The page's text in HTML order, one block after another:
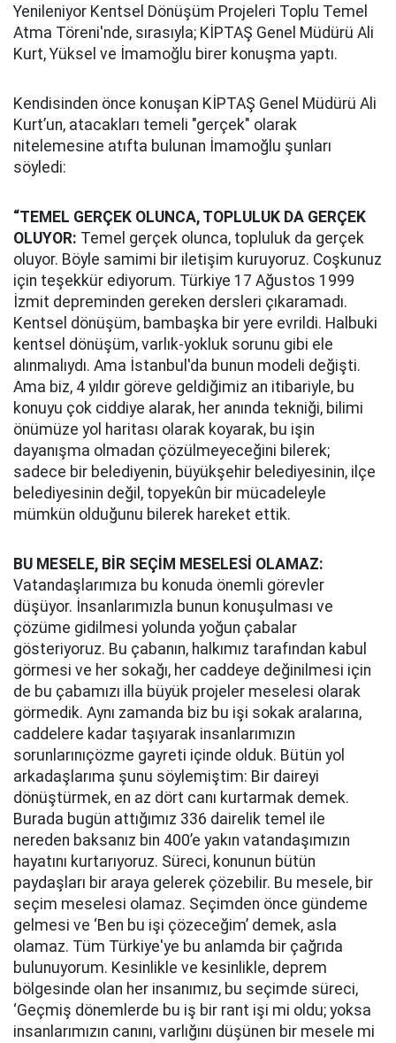
Yenileniyor Kentsel Dönüşüm Projeleri Toplu Temel
Atma Töreni'nde, sırasıyla; KİPTAŞ Genel Müdürü Ali
Kurt, Yüksel ve İmamoğlu birer konuşma yaptı.
Kendisinden önce konuşan KİPTAŞ Genel Müdürü Ali
Kurt’un, atacakları temeli "gerçek" olarak
nitelemesine atıfta bulunan İmamoğlu şunları
söyledi:
“TEMEL GERÇEK OLUNCA, TOPLULUK DA GERÇEK
OLUYOR: Temel gerçek olunca, topluluk da gerçek
oluyor. Böyle samimi bir iletişim kuruyoruz. Coşkunuz
için teşekkür ediyorum. Türkiye 17 Ağustos 1999
İzmit depreminden gereken dersleri çıkaramadı.
Kentsel dönüşüm, bambaşka bir yere evrildi. Halbuki
kentsel dönüşüm, varlık-yokluk sorunu gibi ele
alınmalıydı. Ama İstanbul'da bunun modeli değişti.
Ama biz, 4 yıldır göreve geldiğimiz an itibariyle, bu
konuyu çok ciddiye alarak, her anında tekniği, bilimi
önümüze yol haritası olarak koyarak, bu işin
dayanışma olmadan çözülmeyeceğini bilerek;
sadece bir belediyenin, büyükşehir belediyesinin, ilçe
belediyesinin değil, topyekûn bir mücadeleyle
mümkün olduğunu bilerek hareket ettik.
BU MESELE, BİR SEÇİM MESELESİ OLAMAZ:
Vatandaşlarımıza bu konuda önemli görevler
düşüyor. İnsanlarımızla bunun konuşulması ve
çözüme gidilmesi yolunda yoğun çabalar
gösteriyoruz. Bu çabanın, halkımız tarafından kabul
görmesi ve her sokağı, her caddeye değinilmesi için
de bu çabamızı illa büyük projeler meselesi olarak
görmedik. Aynı zamanda biz bu işi sokak aralarına,
caddelere kadar taşıyarak insanlarımızın
sorunlarınıçözme gayreti içinde olduk. Bütün yol
arkadaşlarıma şunu söylemiştim: Bir daireyi
dönüştürmek, en az dört canı kurtarmak demek.
Burada bugün attığımız 336 dairelik temel ile
nereden baksanız bin 400’e yakın vatandaşımızın
hayatını kurtarıyoruz. Süreci, konunun bütün
paydaşları bir araya gelerek çözebilir. Bu mesele, bir
seçim meselesi olamaz. Seçimden önce gündeme
gelmesi ve ‘Ben bu işi çözeceğim’ demek, asla
olamaz. Tüm Türkiye'ye bu anlamda bir çağrıda
bulunuyorum. Kesinlikle ve kesinlikle, deprem
bölgesinde olan her insanımız, bu seçimde süreci,
‘Geçmiş dönemlerde bu iş bir rant işi mi oldu; yoksa
insanlarımızın canını, varlığını düşünen bir mesele mi